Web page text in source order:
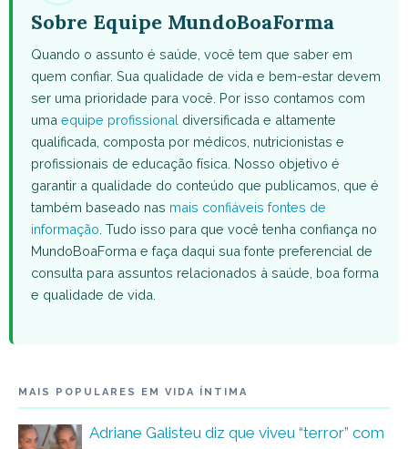
Sobre Equipe MundoBoaForma
Quando o assunto é saúde, você tem que saber em
quem confiar. Sua qualidade de vida e bem-estar devem
ser uma prioridade para você. Por isso contamos com
uma equipe profissional diversificada e altamente
qualificada, composta por médicos, nutricionistas e
profissionais de educação física. Nosso objetivo é
garantir a qualidade do conteúdo que publicamos, que é
também baseado nas mais confiáveis fontes de
informação . Tudo isso para que você tenha confiança no
MundoBoaForma e faça daqui sua fonte preferencial de
consulta para assuntos relacionados à saúde, boa forma
e qualidade de vida.
MAIS POPULARES EM VIDA ÍNTIMA
Adriane Galisteu diz que viveu “terror” com